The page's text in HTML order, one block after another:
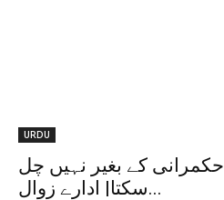
URDU
کے بغیر نہیں چل
سکتا| ادارے زوال...